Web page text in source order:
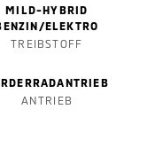
MILD-HYBRID
ELEKTRO
TREIBSTOFF
ANTRIEB